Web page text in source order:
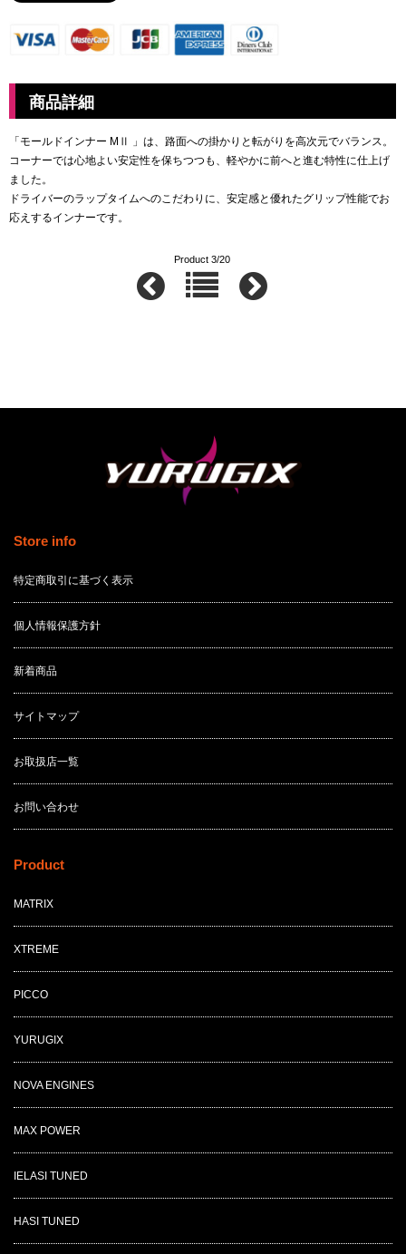
商品詳細
「モールドインナー MⅡ 」は、路面への掛かりと転がりを高次元でバランス。
コーナーでは心地よい安定性を保ちつつも、軽やかに前へと進む特性に仕上げ
ました。
ドライバーのラップタイムへのこだわりに、安定感と優れたグリップ性能でお
応えするインナーです。
Product 3/20
Store info
特定商取引に基づく表示
個人情報保護方針
新着商品
サイトマップ
お取扱店一覧
お問い合わせ
Product
MATRIX
XTREME
PICCO
YURUGIX
NOVA ENGINES
MAX POWER
IELASI TUNED
HASI TUNED